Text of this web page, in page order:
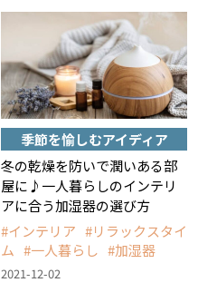
季節を愉しむアイディア
冬の乾燥を防いで潤いある部
屋に♪一人暮らしのインテリ
アに合う加湿器の選び方
インテリア
リラックスタイ
ム
一人暮らし 加湿器
2021-12-02